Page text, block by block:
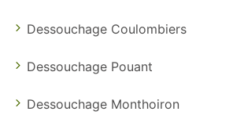
Dessouchage Coulombiers
Dessouchage Pouant
Dessouchage Monthoiron